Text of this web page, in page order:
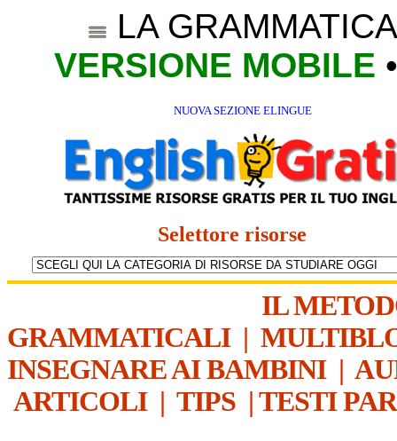
LA
VERSIONE MOBILE
NUOVA SEZIONE ELINGUE
Selettore risorse
IL
GRAMMATICALI|
INSEGNARE AI BAMBINI|
ARTICOLI| TIPS | TESTI